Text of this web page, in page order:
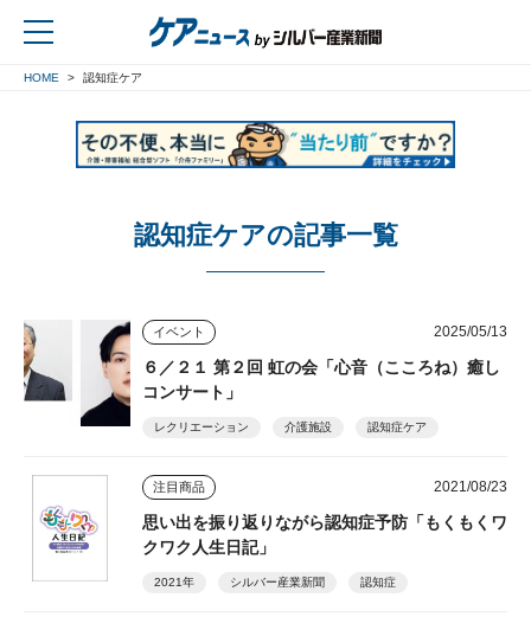
HOME 認知症ケア
認知症ケアの記事一覧
イベント 2025/05/13
６／２１ 第２回 虹の会「心音（こころね）癒し
コンサート」
レクリエーション 介護施設 認知症ケア
注目商品 2021/08/23
思い出を振り返りながら認知症予防「もくもくワ
クワク人生日記」
2021年 シルバー産業新聞 認知症